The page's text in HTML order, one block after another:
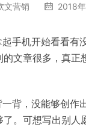
文营销 2018
手机开始看看有
背，没能够创作
。可想写出别人